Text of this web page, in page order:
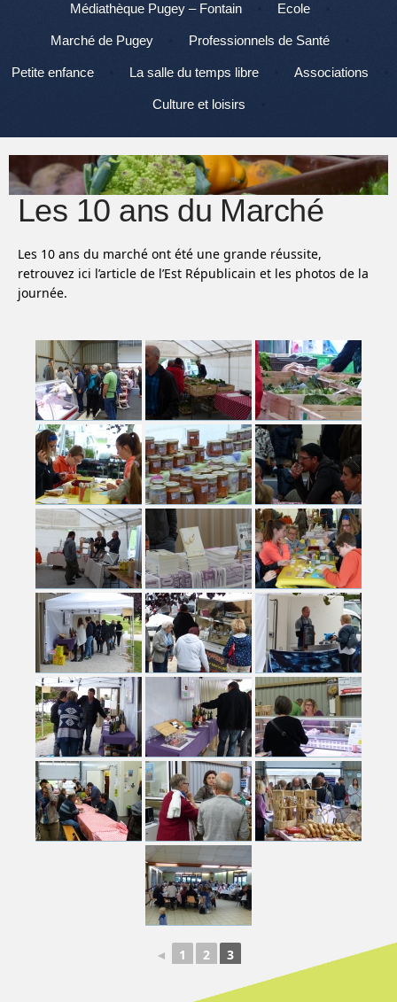
Médiathèque Pugey – Fontain Ecole
Marché de Pugey Professionnels de Santé
Petite enfance La salle du temps libre Associations
Culture et loisirs
Les 10 ans du Marché
Les 10 ans du marché ont été une grande réussite,
retrouvez ici l’article de l’Est Républicain et les photos de la
journée.
◄ 1 2 3